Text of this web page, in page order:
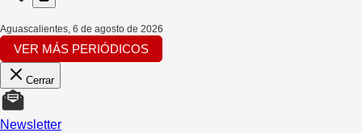
Aguascalientes, 6 de agosto de 2026
VER MÁS PERIÓDICOS
Cerrar
Newsletter